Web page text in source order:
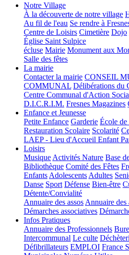
Notre Village
À la découverte de notre village
Au fil de l'eau Se rendre à
Centre de Loisirs Cimetière Dojo
Église Saint Sulpice
écluse Mairie Monument aux
Salle des fêtes
La mairie
Contacter la mairie CONSEIL
COMMUNAL Délibérations du
Centre Communal d'Action
D.I.C.R.I.M. Fresnes Magazines
Enfance et Jeunesse
Petite Enfance Garderie École de
Restauration Scolaire Scolarité
LAEP - Lieu d'Accueil Enfant
Loisirs
Musique Activités Nature Base
Bibliothèque Comité des Fêtes
Enfants Adolescents Adultes
Danse Sport Défense Bien-être
Détente/Convialité
Annuaire des assos Annuaire des
Démarches associatives
Infos Pratiques
Annuaire des Professionnels
Intercommunal Le culte
Défibrillateurs EMPLOI France